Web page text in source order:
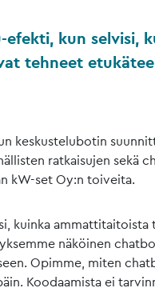
kun selvisi,
tehneet
keskustelubotin
ratkaisujen sekä
kW-set Oy:n toiveita.
kuinka
näköinen
Opimme, miten
Koodaamista ei